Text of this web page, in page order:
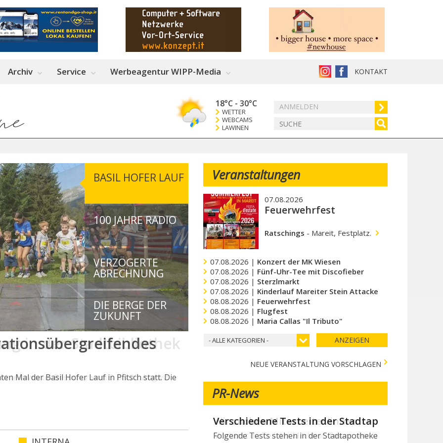
KONTAKT
Archiv Service Werbeagentur WIPP-Media
ANMELDEN
18°C - 30°C
WETTER
WEBCAMS
LAWINEN
BASIL HOFER LAUF
100 JAHRE RADIO
VERZÖGERTE
ABRECHNUNG
DIE BERGE DER
ZUKUNFT
in der Stadtbibliothek
erwartet Besucher vom 3. bis 20. August
Veranstaltungen
07.08.2026
Feuerwehrfest
Ratschings - Mareit, Festplatz.
07.08.2026 | Konzert der MK Wiesen
07.08.2026 | Fünf-Uhr-Tee mit Discofieber
07.08.2026 | Sterzlmarkt
07.08.2026 | Kinderlauf Mareiter Stein Attacke
08.08.2026 | Feuerwehrfest
08.08.2026 | Flugfest
08.08.2026 | Maria Callas "Il Tributo"
- ALLE KATEGORIEN - ANZEIGEN
NEUE VERANSTALTUNG VORSCHLAGEN
PR-News
Wir suchen Mitarbeiter/innen
Möchtest du Teil des Milchhof-Teams sein und von